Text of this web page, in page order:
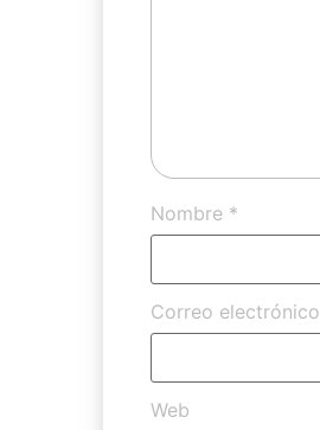
Nombre *
Correo electrónico
Web